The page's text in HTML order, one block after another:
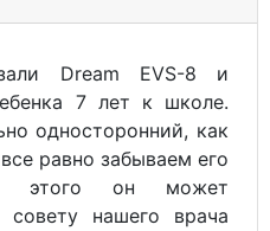
Dream EVS-8 и
7 лет к школе.
односторонний, как
равно забываем его
этого он может
нашего врача